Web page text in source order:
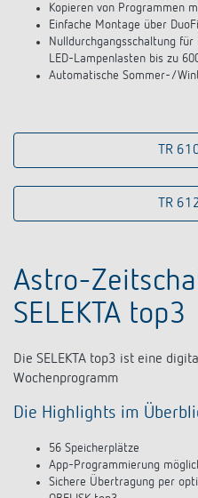
Kopieren von Programmen
Einfache Montage über
Nulldurchgangsschaltung
LED-Lampenlasten bis zu
Automatische Sommer-/
TR
TR
Astro-
SELEKTA top3
Die SELEKTA top3 ist eine
Wochenprogramm
Die Highlights im
56 Speicherplätze
App-Programmierung
Sichere Übertragung per